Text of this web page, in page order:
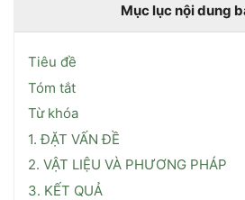
Mục lục nội dung
Tiêu đề
Tóm tắt
Từ khóa
1. ĐẶT VẤN ĐỀ
2. VẬT LIỆU VÀ PHƯƠNG PHÁP
3. KẾT QUẢ